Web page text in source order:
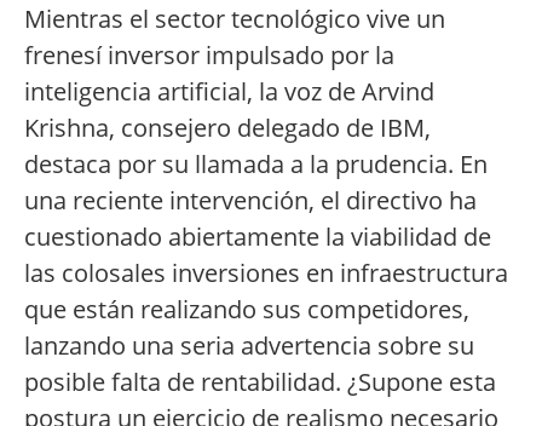
Mientras el sector tecnológico vive un
frenesí inversor impulsado por la
inteligencia artificial, la voz de Arvind
Krishna, consejero delegado de IBM,
destaca por su llamada a la prudencia. En
una reciente intervención, el directivo ha
cuestionado abiertamente la viabilidad de
las colosales inversiones en infraestructura
que están realizando sus competidores,
lanzando una seria advertencia sobre su
posible falta de rentabilidad. ¿Supone esta
postura un ejercicio de realismo necesario